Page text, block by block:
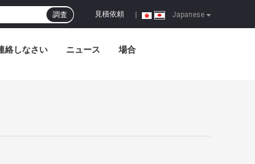
Japanese
見積依頼
調査
絡しなさい ニュース 場合